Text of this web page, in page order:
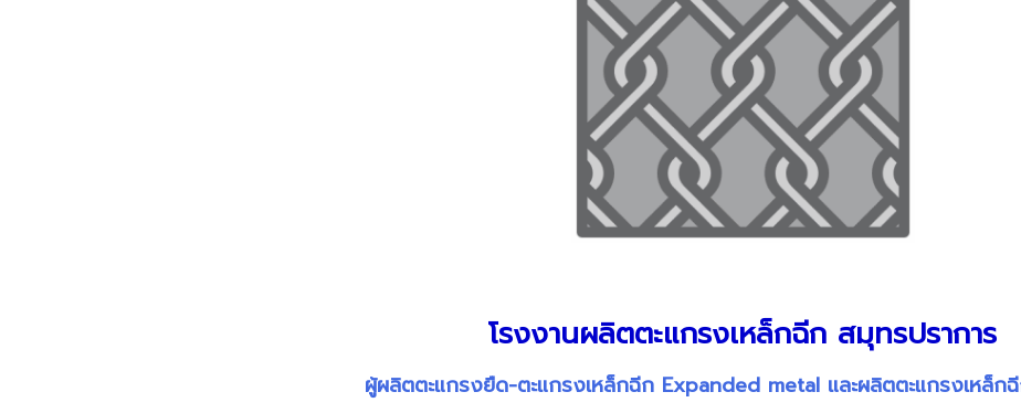
โรงงานผลิตตะแกรงเหล็กฉีก สมุทรปราการ
ผู้ผลิตตะแกรงยืด-ตะแกรงเหล็กฉีก Expanded metal และผลิตตะแกรงเหล็ก